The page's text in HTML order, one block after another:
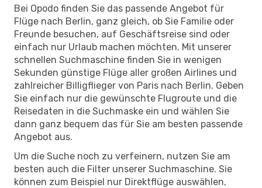
Bei Opodo finden Sie das passende Angebot für
Flüge nach Berlin, ganz gleich, ob Sie Familie oder
Freunde besuchen, auf Geschäftsreise sind oder
einfach nur Urlaub machen möchten. Mit unserer
schnellen Suchmaschine finden Sie in wenigen
Sekunden günstige Flüge aller großen Airlines und
zahlreicher Billigflieger von Paris nach Berlin. Geben
Sie einfach nur die gewünschte Flugroute und die
Reisedaten in die Suchmaske ein und wählen Sie
dann ganz bequem das für Sie am besten passende
Angebot aus.
Um die Suche noch zu verfeinern, nutzen Sie am
besten auch die Filter unserer Suchmaschine. Sie
können zum Beispiel nur Direktflüge auswählen,